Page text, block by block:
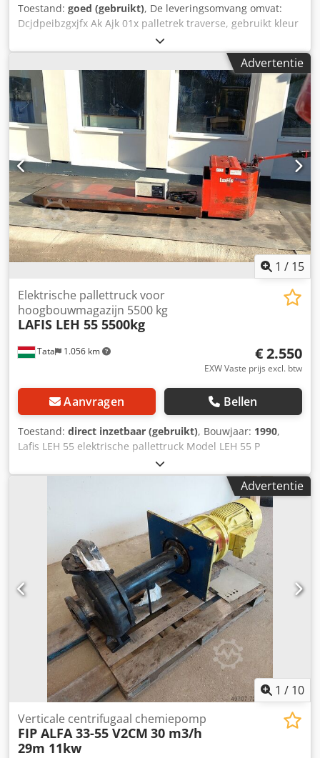
Toestand: goed (gebruikt), De leveringsomvang omvat:
Dcjdpeibzgxjfx Ak Ajk 01x palletrek traverse, gebruikt kleur
materiaal: oranje IPE profiel: 100 x 55 mm Agraffe: 5
boringen vrije breedte: ca. 2.700 mm Per agraffe: 5 gaten
Gatafstand: ca. 50 mm Diameter van de gaten: ca. 11 mm
01x stelschroef materiaal bestaande uit: 10x schroeven
M10 10x noten 10x sluitringen
Advertentie
1 / 15
Tata 1.056 km
Elektrische pallettruck voor
hoogbouwmagazijn 5500 kg
LAFIS LEH 55 5500kg
€ 2.550
EXW Vaste prijs excl. btw
Aanvragen Bellen
Toestand: direct inzetbaar (gebruikt), Bouwjaar: 1990,
Lafis LEH 55 elektrische pallettruck Model LEH 55 P
Laadvermogen 5500 kg Dsdorgragopfx Ak Ajck Bouwjaar
1990 Vork/platform 2500 mm x 1000 mm Motor 290 W
Hydraulica 2000 W Accu 24 V Met accu en lader Hefhoogte:
200 mm Accupack Banner PSS 320 bouwjaar 2015
Advertentie
1 / 10
Verticale centrifugaal chemiepomp
FIP ALFA 33-55 V2CM 30 m3/h
29m 11kw